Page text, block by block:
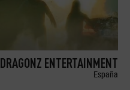
DRAGONZ ENTERTAINMENT
España